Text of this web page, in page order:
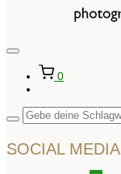
Seitenleiste
Navigation
umschalten
0
SOCIAL MEDIA